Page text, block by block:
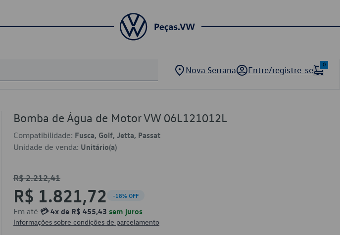
Nova Serrana Entre/registre-se
0
Bomba de Água de Motor VW 06L121012L
Compatibilidade: Fusca, Golf, Jetta, Passat
Unidade de venda: Unitário(a)
R$ 2.212,41
R$ 1.821,72 -18% OFF
Em até 💳 4x de R$ 455,43 sem juros
Informações sobre condições de parcelamento